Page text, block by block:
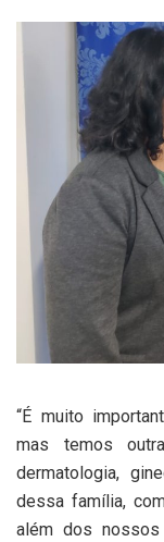
“É muito
mas temos
dermatologia,
dessa família,
além dos